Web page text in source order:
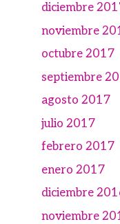
diciembre
noviembre
octubre 2017
septiembre
agosto 2017
julio 2017
febrero 2017
enero 2017
diciembre
noviembre